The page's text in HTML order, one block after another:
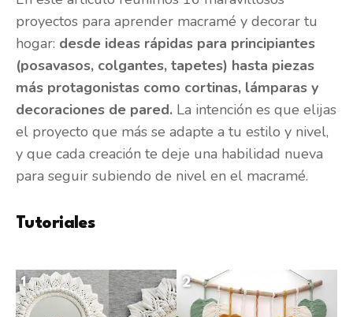
proyectos para aprender macramé y decorar tu
hogar: desde ideas rápidas para principiantes
(posavasos, colgantes, tapetes) hasta piezas
más protagonistas como cortinas, lámparas y
decoraciones de pared. La intención es que elijas
el proyecto que más se adapte a tu estilo y nivel,
y que cada creación te deje una habilidad nueva
para seguir subiendo de nivel en el macramé.
Tutoriales